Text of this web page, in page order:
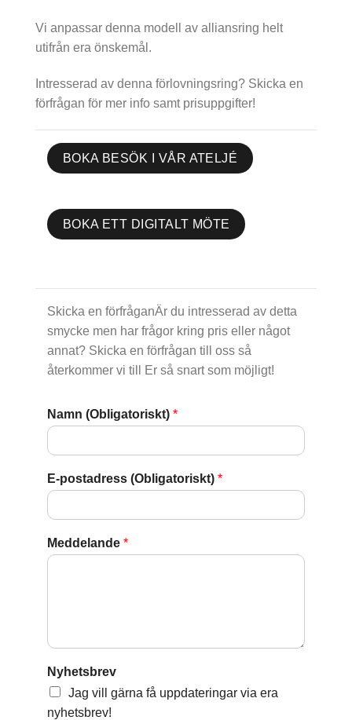
Vi anpassar denna modell av alliansring helt
utifrån era önskemål.
Intresserad av denna förlovningsring? Skicka en
förfrågan för mer info samt prisuppgifter!
BOKA BESÖK I VÅR ATELJÉ
BOKA ETT DIGITALT MÖTE
Skicka en förfråganÄr du intresserad av detta
smycke men har frågor kring pris eller något
annat? Skicka en förfrågan till oss så
återkommer vi till Er så snart som möjligt!
Namn (Obligatoriskt) *
E-postadress (Obligatoriskt) *
Meddelande *
Nyhetsbrev
Jag vill gärna få uppdateringar via era
nyhetsbrev!